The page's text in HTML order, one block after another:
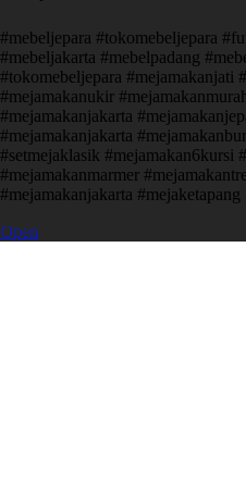
#mebeljepara #tokomebeljepara
#mebeljakarta #mebelpadang
#tokomebeljepara #mejamakanjati
#mejamakanukir
#mejamakanjakarta
#mejamakanjakarta
#setmejaklasik #mejamakan6kursi
#mejamakanmarmer
#mejamakanjakarta #mejaketapang
Open